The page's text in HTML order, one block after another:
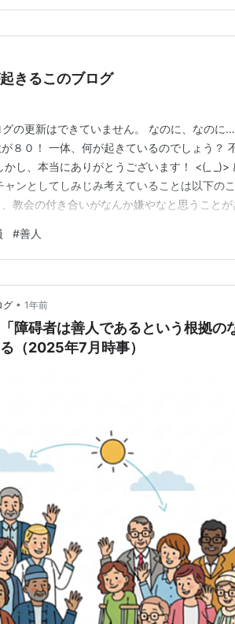
きるこのブログ
グの更新はできていません。 なのに、なのに
８０！ 一体、何が起きているのでしょう？
し、本当にありがとうございます！ <(_ _)>
ンとしてしみじみ考えていることは以下のこ
教会の付き合いがなんか嫌やなと思うことが
に集っている人たちはなんて気持ちよく、安
タクシの…
#善人
グ • 1年前
障碍者は善人であるという根拠の
（2025年7月時事）